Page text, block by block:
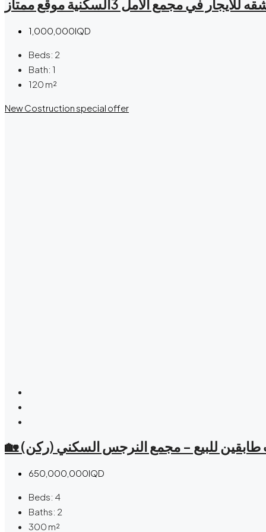
للايجار في مجمع الامل 3السكنية موقع ممتاز
1,000,000IQD
Beds: 2
Bath: 1
120 m²
New Costruction special offer
طابقين للبيع – مجمع النرجس السكني (ركن)
650,000,000IQD
Beds: 4
Baths: 2
300 m²